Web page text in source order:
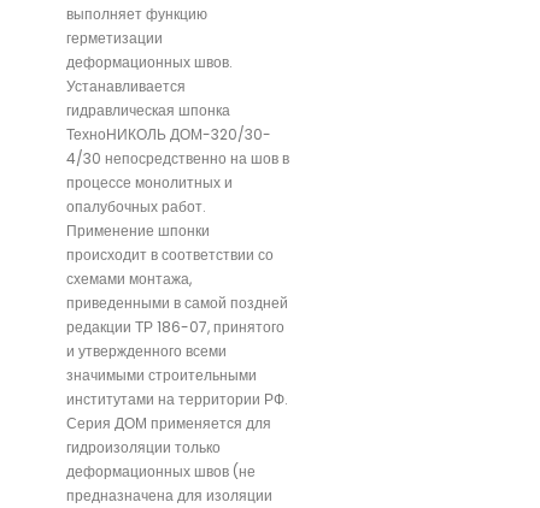
выполняет функцию
герметизации
деформационных швов.
Устанавливается
гидравлическая шпонка
ТехноНИКОЛЬ ДОМ-320/30-
4/30 непосредственно на шов в
процессе монолитных и
опалубочных работ.
Применение шпонки
происходит в соответствии со
схемами монтажа,
приведенными в самой поздней
редакции ТР 186-07, принятого
и утвержденного всеми
значимыми строительными
институтами на территории РФ.
Серия ДОМ применяется для
гидроизоляции только
деформационных швов (не
предназначена для изоляции